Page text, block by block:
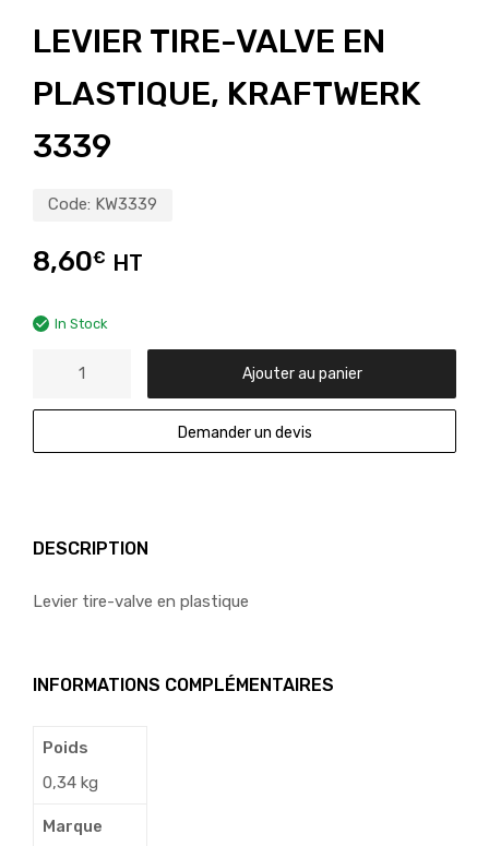
LEVIER TIRE-VALVE EN
PLASTIQUE, KRAFTWERK
3339
Code: KW3339
8,60€ HT
In Stock
Ajouter au panier
Demander un devis
DESCRIPTION
Levier tire-valve en plastique
INFORMATIONS COMPLÉMENTAIRES
Poids
0,34 kg
Marque